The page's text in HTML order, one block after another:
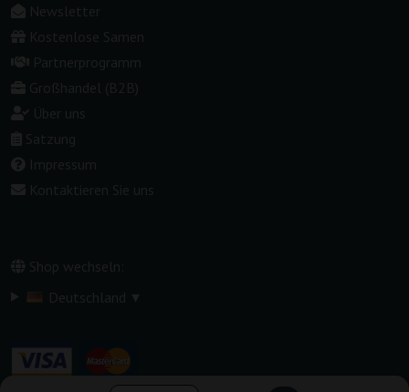
Newsletter
Kostenlose Samen
Partnerprogramm
Großhandel (B2B)
Über uns
Satzung
Impressum
Kontaktieren Sie uns
Shop wechseln:
Deutschland ▾